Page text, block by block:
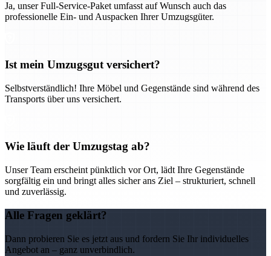
Ja, unser Full-Service-Paket umfasst auf Wunsch auch das
professionelle Ein- und Auspacken Ihrer Umzugsgüter.
Ist mein Umzugsgut versichert?
Selbstverständlich! Ihre Möbel und Gegenstände sind während des
Transports über uns versichert.
Wie läuft der Umzugstag ab?
Unser Team erscheint pünktlich vor Ort, lädt Ihre Gegenstände
sorgfältig ein und bringt alles sicher ans Ziel – strukturiert, schnell
und zuverlässig.
Alle Fragen geklärt?
Dann probieren Sie es jetzt aus und fordern Sie Ihr individuelles
Angebot an – ganz unverbindlich.